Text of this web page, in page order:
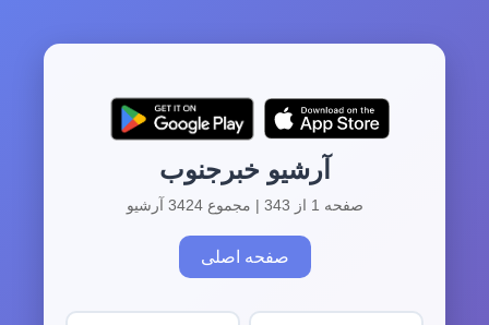
آرشیو خبرجنوب
صفحه 1 از 343 | مجموع 3424 آرشیو
صفحه اصلی